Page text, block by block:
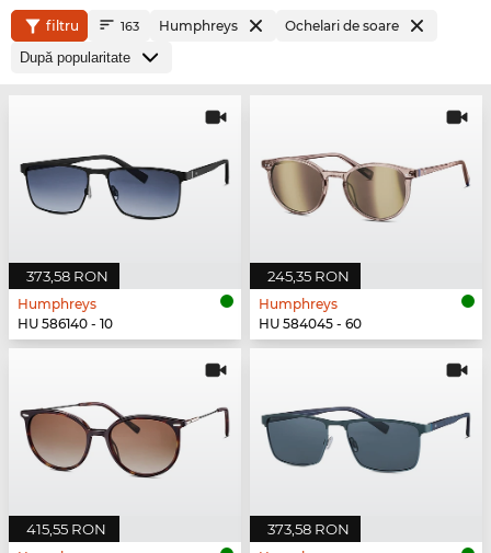
filtru 163 Humphreys Ochelari de soare
373,58 RON
Humphreys
HU 586140 - 10
245,35 RON
Humphreys
HU 584045 - 60
415,55 RON 373,58 RON